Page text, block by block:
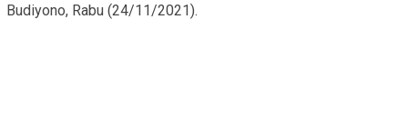
Budiyono, Rabu (24/11/2021).